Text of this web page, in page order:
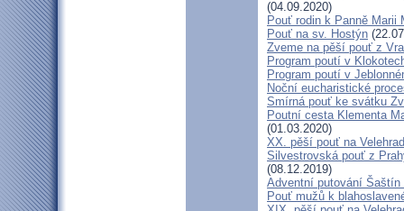
(04.09.2020)
Pouť rodin k Panně Marii
Pouť na sv. Hostýn
Zveme na pěší pouť z
Program poutí v
Program poutí v
Noční eucharistické
Smírná pouť ke svátku
Poutní cesta Klementa
(01.03.2020)
XX. pěší pouť na
Silvestrovská pouť z
(08.12.2019)
Adventní putování Šaštín
Pouť mužů k